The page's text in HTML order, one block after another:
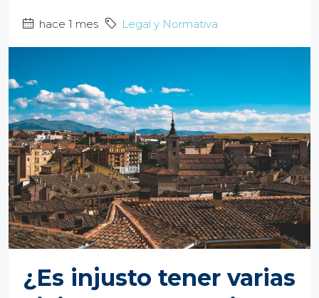
hace 1 mes Legal y Normativa
¿Es injusto tener varias